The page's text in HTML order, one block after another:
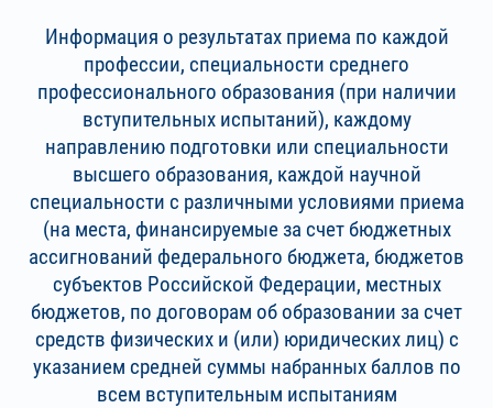
Информация о результатах приема по каждой
профессии, специальности среднего
профессионального образования (при наличии
вступительных испытаний), каждому
направлению подготовки или специальности
высшего образования, каждой научной
специальности с различными условиями приема
(на места, финансируемые за счет бюджетных
ассигнований федерального бюджета, бюджетов
субъектов Российской Федерации, местных
бюджетов, по договорам об образовании за счет
средств физических и (или) юридических лиц) с
указанием средней суммы набранных баллов по
всем вступительным испытаниям